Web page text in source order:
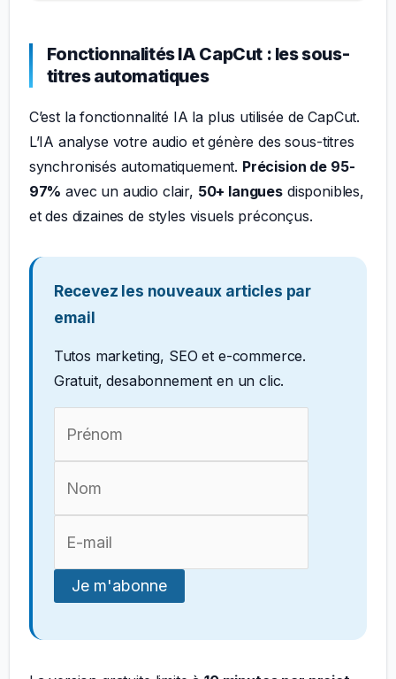
Fonctionnalités IA CapCut : les sous-
titres automatiques
C’est la fonctionnalité IA la plus utilisée de CapCut.
L’IA analyse votre audio et génère des sous-titres
synchronisés automatiquement. Précision de 95-
97% avec un audio clair, 50+ languesdisponibles,
et des dizaines de styles visuels préconçus.
Recevez les nouveaux articles par
email
Tutos marketing, SEO et e-commerce.
Gratuit, desabonnement en un clic.